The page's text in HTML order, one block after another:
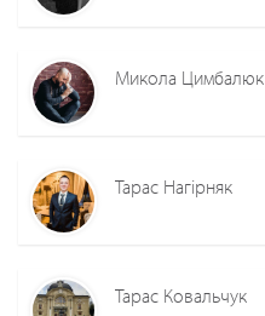
Микола Цимбалюк
Тарас Нагірняк
Тарас Ковальчук